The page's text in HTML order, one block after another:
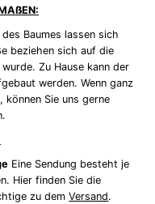
Baumes lassen sich
beziehen sich auf die
Zu Hause kann der
werden. Wenn ganz
Sie uns gerne
Eine Sendung besteht je
Hier finden Sie die
zu demVersand.